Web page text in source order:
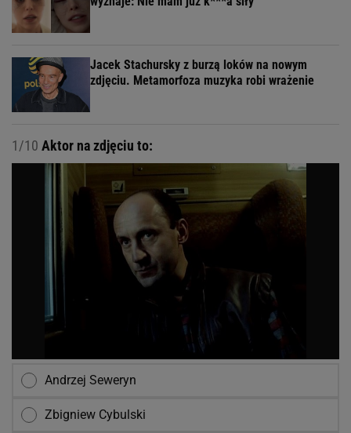
Jacek Stachursky z burzą loków na nowym
zdjęciu. Metamorfoza muzyka robi wrażenie
1/10 Aktor na zdjęciu to:
Andrzej Seweryn
Zbigniew Cybulski